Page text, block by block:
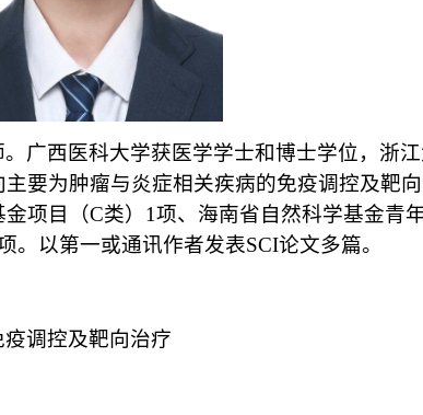
广西医科大学获医学学士和博士学位，浙
要为肿瘤与炎症相关疾病的免疫调控及靶
项目（C类）1项、海南省自然科学基金青
。以第一或通讯作者发表SCI论文多篇。
调控及靶向治疗